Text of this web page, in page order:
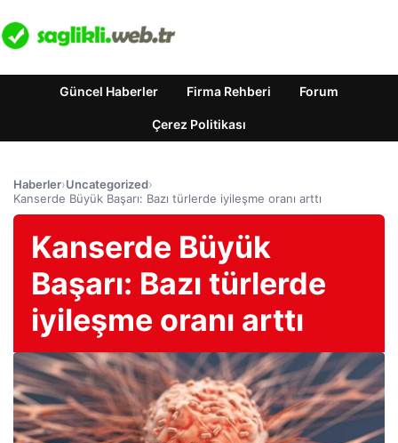
Güncel Haberler Firma Rehberi Forum
Çerez Politikası
Haberler›Uncategorized›
Kanserde Büyük Başarı: Bazı türlerde iyileşme oranı arttı
Kanserde Büyük
Başarı: Bazı türlerde
iyileşme oranı arttı